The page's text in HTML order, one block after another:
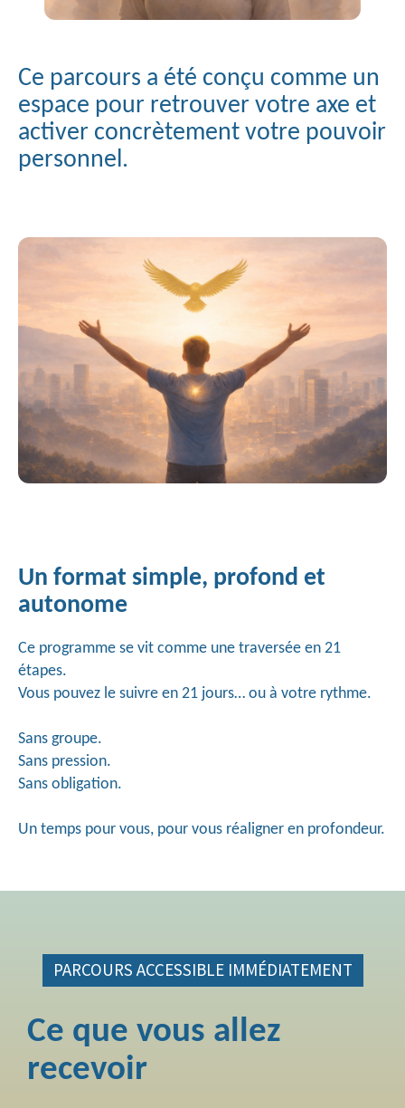
Ce parcours a été conçu comme un
espace pour retrouver votre axe et
activer concrètement votre pouvoir
personnel.
Un format simple, profond et
autonome
Ce programme se vit comme une traversée en 21
étapes.
Vous pouvez le suivre en 21 jours… ou à votre rythme.
Sans groupe.
Sans pression.
Sans obligation.
Un temps pour vous, pour vous réaligner en profondeur.
PARCOURS ACCESSIBLE IMMÉDIATEMENT
Ce que vous allez
recevoir